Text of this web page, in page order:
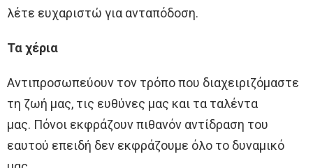
λέτε ευχαριστώ για ανταπόδοση.
Τα χέρια
Αντιπροσωπεύουν τον τρόπο που διαχειριζόμαστε
τη ζωή μας, τις ευθύνες μας και τα ταλέντα
μας. Πόνοι εκφράζουν πιθανόν αντίδραση του
εαυτού επειδή δεν εκφράζουμε όλο το δυναμικό